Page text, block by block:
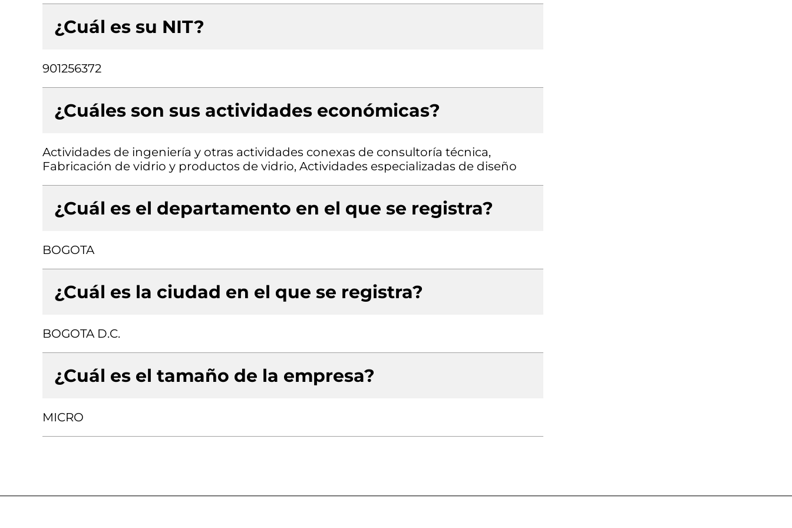
¿Cuál es su NIT?
901256372
¿Cuáles son sus actividades económicas?
Actividades de ingeniería y otras actividades conexas de consultoría técnica,
Fabricación de vidrio y productos de vidrio, Actividades especializadas de diseño
¿Cuál es el departamento en el que se registra?
BOGOTA
¿Cuál es la ciudad en el que se registra?
BOGOTA D.C.
¿Cuál es el tamaño de la empresa?
MICRO